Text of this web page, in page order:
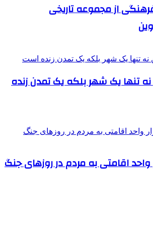
فرهنگی از مجموعه تاریخی
نه تنها یک شهر بلکه یک تمدن زنده
۱۸ هزار واحد اقامتی به مردم در روزهای جنگ